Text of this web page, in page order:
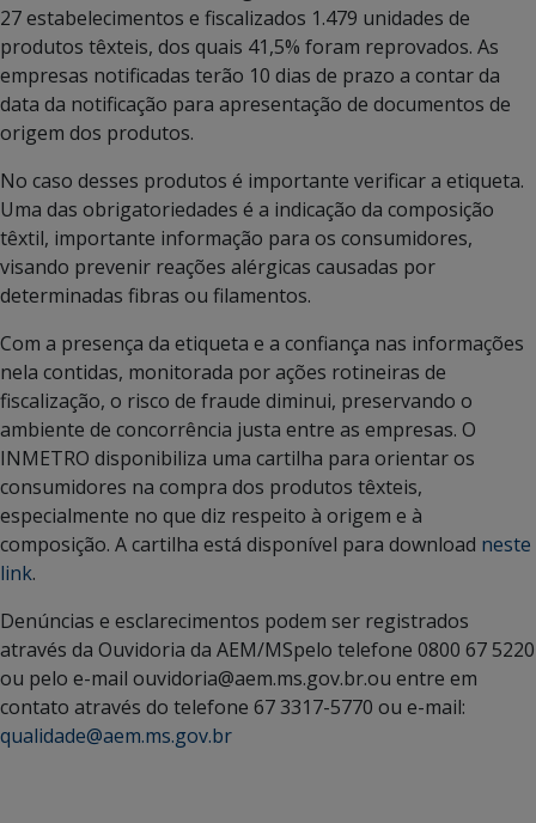
27 estabelecimentos e fiscalizados 1.479 unidades de
produtos têxteis, dos quais 41,5% foram reprovados. As
empresas notificadas terão 10 dias de prazo a contar da
data da notificação para apresentação de documentos de
origem dos produtos.
No caso desses produtos é importante verificar a etiqueta.
Uma das obrigatoriedades é a indicação da composição
têxtil, importante informação para os consumidores,
visando prevenir reações alérgicas causadas por
determinadas fibras ou filamentos.
Com a presença da etiqueta e a confiança nas informações
nela contidas, monitorada por ações rotineiras de
fiscalização, o risco de fraude diminui, preservando o
ambiente de concorrência justa entre as empresas. O
INMETRO disponibiliza uma cartilha para orientar os
consumidores na compra dos produtos têxteis,
especialmente no que diz respeito à origem e à
composição. A cartilha está disponível para download neste
link.
Denúncias e esclarecimentos podem ser registrados
através da Ouvidoria da AEM/MSpelo telefone 0800 67 5220
ou pelo e-mail ouvidoria@aem.ms.gov.br.ou entre em
contato através do telefone 67 3317-5770 ou e-mail:
qualidade@aem.ms.gov.br